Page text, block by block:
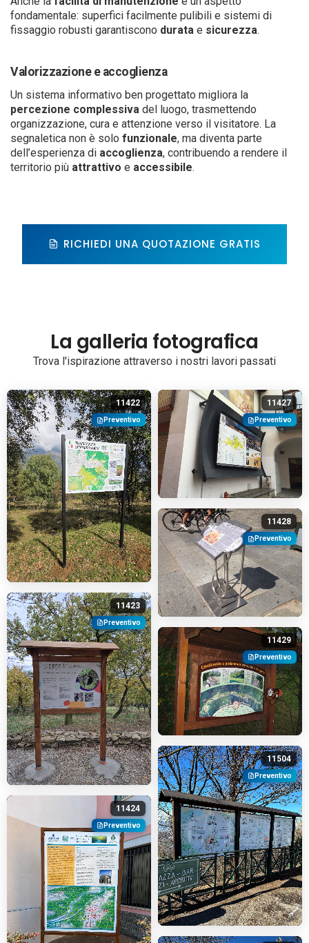
fondamentale: superfici facilmente pulibili e sistemi di
fissaggio robusti garantiscono durata e sicurezza.
Valorizzazione e accoglienza
Un sistema informativo ben progettato migliora la
percezione complessiva del luogo, trasmettendo
organizzazione, cura e attenzione verso il visitatore. La
segnaletica non è solo funzionale, ma diventa parte
dell’esperienza di accoglienza, contribuendo a rendere il
territorio più attrattivo e accessibile.
RICHIEDI UNA QUOTAZIONE GRATIS
La galleria fotografica
Trova l'ispirazione attraverso i nostri lavori passati
11422
Preventivo
11423
Preventivo
11424
Preventivo
11427
Preventivo
11428
Preventivo
11429
Preventivo
11504
Preventivo